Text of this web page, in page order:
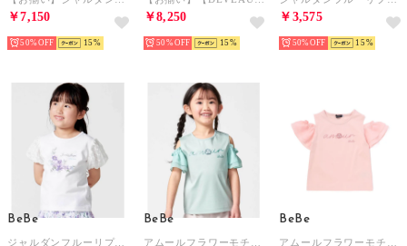
￥7,150
50% 15
￥8,250
50% 15
￥3,575
50% 15
BeBe BeBe BeBe